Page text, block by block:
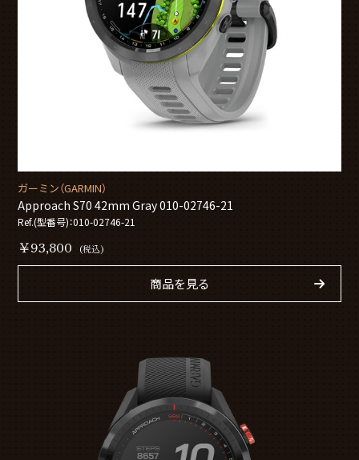
ガーミン（GARMIN）
Approach S70 42mm Gray 010-02746-21
Ref.(型番号)：010-02746-21
￥93,800 (税込)
商品を見る